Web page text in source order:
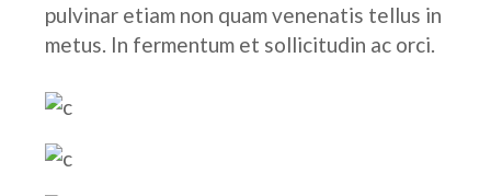
pulvinar etiam non quam venenatis tellus in
metus. In fermentum et sollicitudin ac orci.